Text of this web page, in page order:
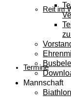
Reit im
Termine
Mannschaft
Biathlon